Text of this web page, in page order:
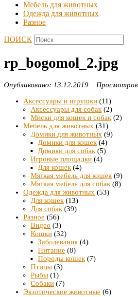
Мебель для животных
Одежда для животных
Разное
ПОИСК
rp_bogomol_2.jpg
Опубликовано: 13.12.2019
Аксессуары и игрушки (11)
Аксессуары для собак (2)
Миски для кошек и собак (2)
Мебель для животных (31)
Домики для животных (9)
Домики для кошек (4)
Домики для собак (5)
Игровые площадки (4)
Для кошек (4)
Мягкая мебель для кошек (9)
Мягкая мебель для собак (8)
Одежда для животных (53)
Для кошек (13)
Для собак (39)
Разное (56)
Видео (3)
Кошки (32)
Заболевания (4)
Питание (8)
Породы кошек (7)
Птицы (3)
Рыбы (1)
Собаки (7)
Экзотические животные (6)